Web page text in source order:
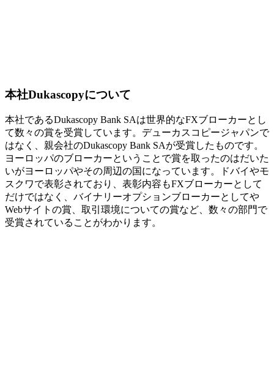
本社Dukascopyについて
本社であるDukascopy Bank SAは世界的なFXブローカーとし
て数々の賞を受賞しています。デューカスコピージャパンで
はなく、親会社のDukascopy Bank SAが受賞したものです。
ヨーロッパのブローカーということで賞を取ったのはだいた
いがヨーロッパやその周辺の国になっています。ドバイやモ
スクワで表彰されており、表彰内容もFXブローカーとして
だけではなく、バイナリーオプションブローカーとしてや
Webサイトの賞、取引環境についての賞など、数々の部門で
受賞されていることがわかります。